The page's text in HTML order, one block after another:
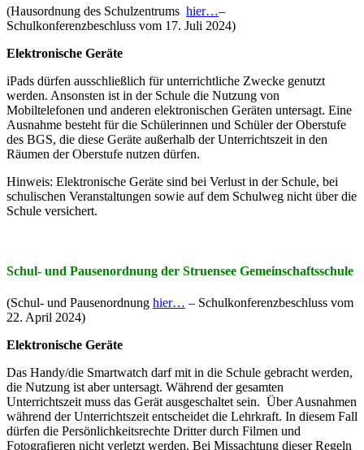
(Hausordnung des Schulzentrums hier…–
Schulkonferenzbeschluss vom 17. Juli 2024)
Elektronische Geräte
iPads dürfen ausschließlich für unterrichtliche Zwecke genutzt
werden. Ansonsten ist in der Schule die Nutzung von
Mobiltelefonen und anderen elektronischen Geräten untersagt. Eine
Ausnahme besteht für die Schülerinnen und Schüler der Oberstufe
des BGS, die diese Geräte außerhalb der Unterrichtszeit in den
Räumen der Oberstufe nutzen dürfen.
Hinweis: Elektronische Geräte sind bei Verlust in der Schule, bei
schulischen Veranstaltungen sowie auf dem Schulweg nicht über die
Schule versichert.
Schul- und Pausenordnung der Struensee Gemeinschaftsschule
(Schul- und Pausenordnung hier… – Schulkonferenzbeschluss vom
22. April 2024)
Elektronische Geräte
Das Handy/die Smartwatch darf mit in die Schule gebracht werden,
die Nutzung ist aber untersagt. Während der gesamten
Unterrichtszeit muss das Gerät ausgeschaltet sein. Über Ausnahmen
während der Unterrichtszeit entscheidet die Lehrkraft. In diesem Fall
dürfen die Persönlichkeitsrechte Dritter durch Filmen und
Fotografieren nicht verletzt werden. Bei Missachtung dieser Regeln